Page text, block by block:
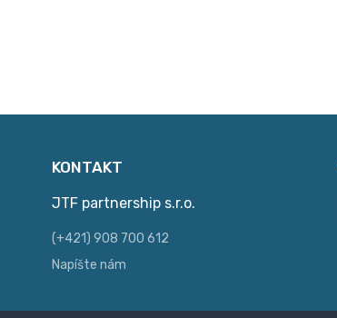
KONTAKT
JTF partnership s.r.o.
(+421) 908 700 612
Napíšte nám